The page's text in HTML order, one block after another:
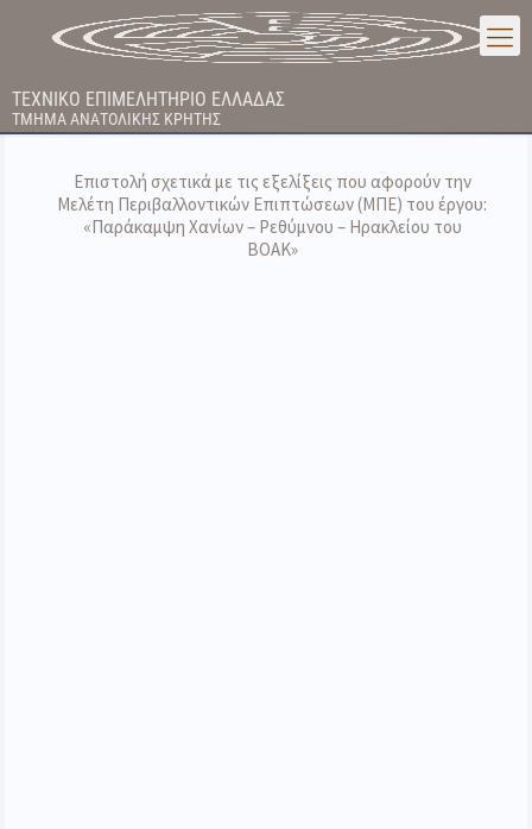
ΤΕΧΝΙΚΟ ΕΠΙΜΕΛΗΤΗΡΙΟ ΕΛΛΑΔΑΣ
ΤΜΗΜΑ ΑΝΑΤΟΛΙΚΗΣ ΚΡΗΤΗΣ
Επιστολή σχετικά με τις εξελίξεις που αφορούν την
Μελέτη Περιβαλλοντικών Επιπτώσεων (ΜΠΕ) του έργου:
«Παράκαμψη Χανίων – Ρεθύμνου – Ηρακλείου του
ΒΟΑΚ»